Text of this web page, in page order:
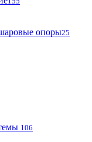
опоры25
106